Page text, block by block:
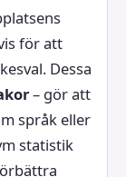
för att
Dessa
– gör att
språk eller
statistik